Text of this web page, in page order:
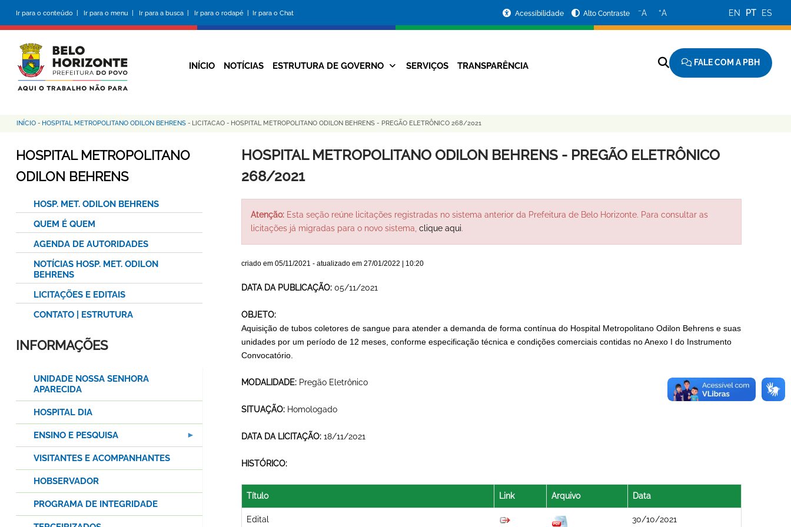
conteúdo
principal
Ir para o conteúdo | Ir para o menu | Ir para a busca | Ir para o rodapé | Ir para o Chat
da
Prefeitura
Acessibilidade Alto Contraste −A +A EN PT ES
Navegação
INÍCIO NOTÍCIAS ESTRUTURA DE GOVERNO SERVIÇOS TRANSPARÊNCIA FALE COM A PBH
Trilha
de
navegação
INÍCIO - HOSPITAL METROPOLITANO ODILON BEHRENS - LICITACAO - HOSPITAL METROPOLITANO ODILON BEHRENS - PREGÃO ELETRÔNICO 268/2021
HOSPITAL METROPOLITANO ODILON BEHRENS - PREGÃO ELETRÔNICO
268/2021
Atenção:Esta seção reúne licitações registradas no sistema anterior da Prefeitura de Belo Horizonte. Para consultar as
licitações já migradas para o novo sistema, clique aqui.
criado em 05/11/2021 - atualizado em 27/01/2022 | 10:20
DATA DA PUBLICAÇÃO: 05/11/2021
OBJETO:
Aquisição de tubos coletores de sangue para atender a demanda de forma contínua do Hospital Metropolitano Odilon Behrens e suas
unidades por um período de 12 meses, conforme especificação técnica e condições comerciais contidas no Anexo I do Instrumento
Convocatório.
MODALIDADE: Pregão Eletrônico
SITUAÇÃO: Homologado
DATA DA LICITAÇÃO: 18/11/2021
HISTÓRICO:
Título Link Arquivo Data
Edital 30/10/2021
HOSPITAL METROPOLITANO
ODILON BEHRENS
HOSP. MET. ODILON BEHRENS
QUEM É QUEM
AGENDA DE AUTORIDADES
NOTÍCIAS HOSP. MET. ODILON
BEHRENS
LICITAÇÕES E EDITAIS
CONTATO | ESTRUTURA
INFORMAÇÕES
UNIDADE NOSSA SENHORA
APARECIDA
HOSPITAL DIA
ENSINO E PESQUISA
VISITANTES E ACOMPANHANTES
HOBSERVADOR
PROGRAMA DE INTEGRIDADE